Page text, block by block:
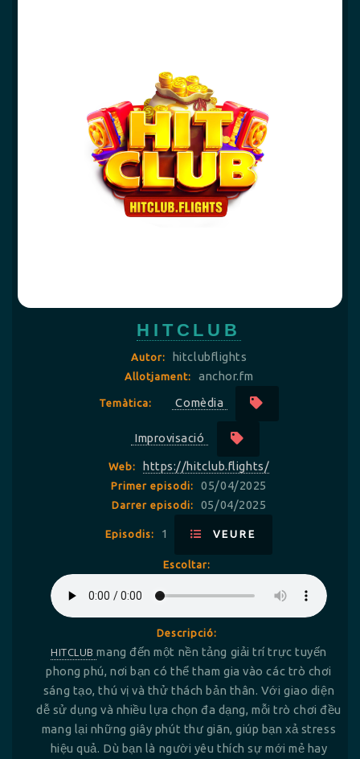
HITCLUB
Autor: hitclubflights
Allotjament: anchor.fm
Temàtica: Comèdia
Improvisació
Web: https://hitclub.flights/
Primer episodi: 05/04/2025
Darrer episodi: 05/04/2025
Episodis: 1 VEURE
Escoltar:
Descripció:
HITCLUBmang đến một nền tảng giải trí trực tuyến
phong phú, nơi bạn có thể tham gia vào các trò chơi
sáng tạo, thú vị và thử thách bản thân. Với giao diện
dễ sử dụng và nhiều lựa chọn đa dạng, mỗi trò chơi đều
mang lại những giây phút thư giãn, giúp bạn xả stress
hiệu quả. Dù bạn là người yêu thích sự mới mẻ hay